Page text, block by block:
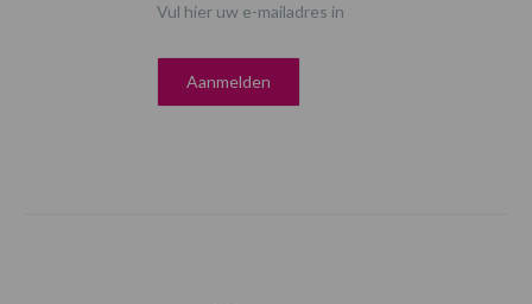
Vul hier uw e-mailadres in